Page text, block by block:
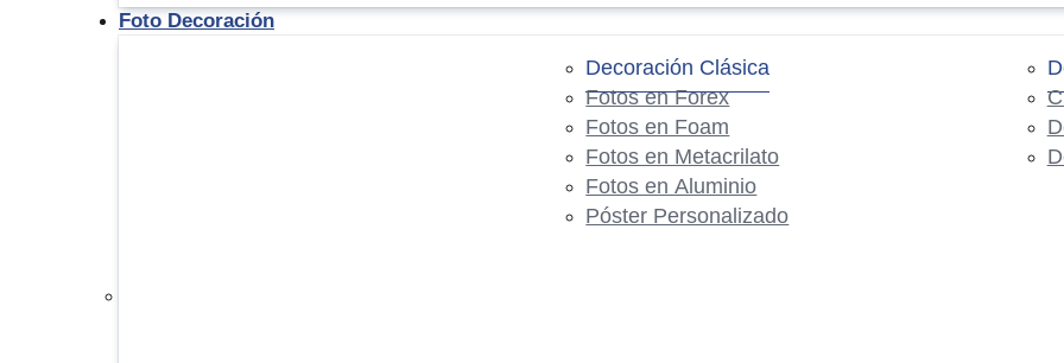
Foto Decoración
Decoración Clásica
Fotos en Forex
Fotos en Foam
Fotos en Metacrilato
Fotos en Aluminio
Póster Personalizado